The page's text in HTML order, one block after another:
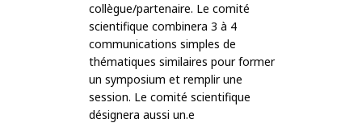
collègue/partenaire. Le comité
scientifique combinera 3 à 4
communications simples de
thématiques similaires pour former
un symposium et remplir une
session. Le comité scientifique
désignera aussi un.e